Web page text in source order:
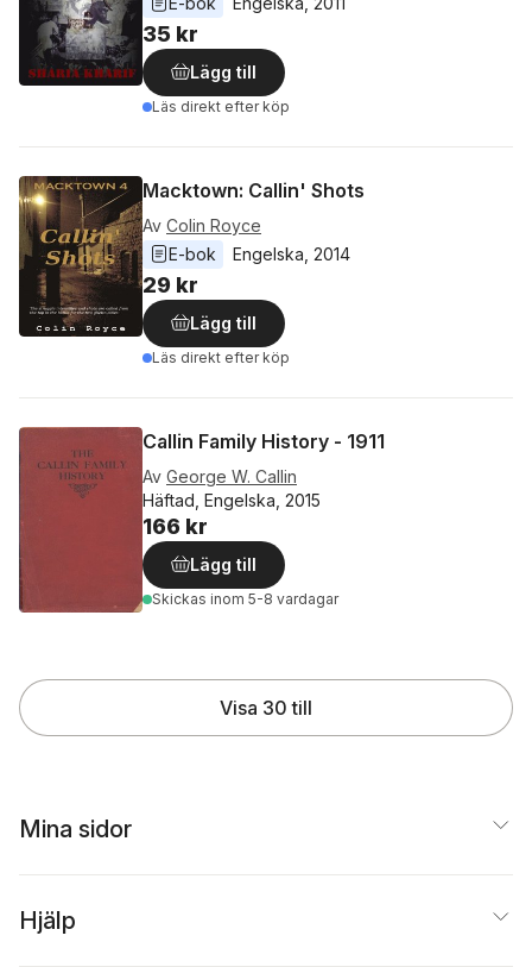
35 kr
Lägg till
Läs direkt efter köp
Macktown: Callin' Shots
Av Colin Royce
E-bok
Engelska, 2014
29 kr
Lägg till
Läs direkt efter köp
Callin Family History - 1911
Av George W. Callin
Häftad, Engelska, 2015
166 kr
Lägg till
Skickas inom 5-8 vardagar
Visa 30 till
Mina sidor
Hjälp